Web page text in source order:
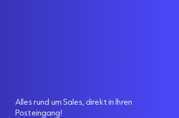
Alles rund um Sales, direkt in Ihren
Posteingang!